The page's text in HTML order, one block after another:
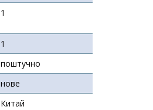
1
1
поштучно
нове
Китай